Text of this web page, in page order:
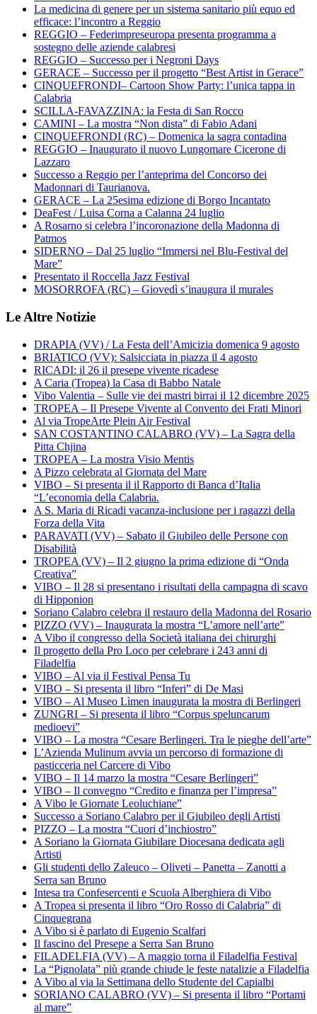
La medicina di genere per un sistema sanitario più equo ed
efficace: l’incontro a Reggio
REGGIO – Federimpreseuropa presenta programma a
sostegno delle aziende calabresi
REGGIO – Successo per i Negroni Days
GERACE – Successo per il progetto “Best Artist in Gerace”
CINQUEFRONDI– Cartoon Show Party: l’unica tappa in
Calabria
SCILLA-FAVAZZINA: la Festa di San Rocco
CAMINI – La mostra “Non dista” di Fabio Adani
CINQUEFRONDI (RC) – Domenica la sagra contadina
REGGIO – Inaugurato il nuovo Lungomare Cicerone di
Lazzaro
Successo a Reggio per l’anteprima del Concorso dei
Madonnari di Taurianova.
GERACE – La 25esima edizione di Borgo Incantato
DeaFest / Luisa Corna a Calanna 24 luglio
A Rosarno si celebra l’incoronazione della Madonna di
Patmos
SIDERNO – Dal 25 luglio “Immersi nel Blu-Festival del
Mare”
Presentato il Roccella Jazz Festival
MOSORROFA (RC) – Giovedì s’inaugura il murales
Le Altre Notizie
DRAPIA (VV) / La Festa dell’Amicizia domenica 9 agosto
BRIATICO (VV): Salsicciata in piazza il 4 agosto
RICADI: il 26 il presepe vivente ricadese
A Caria (Tropea) la Casa di Babbo Natale
Vibo Valentia – Sulle vie dei mastri birrai il 12 dicembre 2025
TROPEA – Il Presepe Vivente al Convento dei Frati Minori
Al via TropeArte Plein Air Festival
SAN COSTANTINO CALABRO (VV) – La Sagra della
Pitta Chjina
TROPEA – La mostra Visio Mentis
A Pizzo celebrata al Giornata del Mare
VIBO – Si presenta il il Rapporto di Banca d’Italia
“L’economia della Calabria.
A S. Maria di Ricadi vacanza-inclusione per i ragazzi della
Forza della Vita
PARAVATI (VV) – Sabato il Giubileo delle Persone con
Disabilità
TROPEA (VV) – Il 2 giugno la prima edizione di “Onda
Creativa”
VIBO – Il 28 si presentano i risultati della campagna di scavo
di Hipponion
Soriano Calabro celebra il restauro della Madonna del Rosario
PIZZO (VV) – Inaugurata la mostra “L’amore nell’arte”
A Vibo il congresso della Società italiana dei chirurghi
Il progetto della Pro Loco per celebrare i 243 anni di
Filadelfia
VIBO – Al via il Festival Pensa Tu
VIBO – Si presenta il libro “Inferi” di De Masi
VIBO – Al Museo Lìmen inaugurata la mostra di Berlingeri
ZUNGRI – Si presenta il libro “Corpus speluncarum
medioevi”
VIBO – La mostra “Cesare Berlingeri. Tra le pieghe dell’arte”
L’Azienda Mulinum avvia un percorso di formazione di
pasticceria nel Carcere di Vibo
VIBO – Il 14 marzo la mostra “Cesare Berlingeri”
VIBO – Il convegno “Credito e finanza per l’impresa”
A Vibo le Giornate Leoluchiane”
Successo a Soriano Calabro per il Giubileo degli Artisti
PIZZO – La mostra “Cuori d’inchiostro”
A Soriano la Giornata Giubilare Diocesana dedicata agli
Artisti
Gli studenti dello Zaleuco – Oliveti – Panetta – Zanotti a
Serra san Bruno
Intesa tra Confesercenti e Scuola Alberghiera di Vibo
A Tropea si presenta il libro “Oro Rosso di Calabria” di
Cinquegrana
A Vibo si è parlato di Eugenio Scalfari
Il fascino del Presepe a Serra San Bruno
FILADELFIA (VV) – A maggio torna il Filadelfia Festival
La “Pignolata” più grande chiude le feste natalizie a Filadelfia
A Vibo al via la Settimana dello Studente del Capialbi
SORIANO CALABRO (VV) – Si presenta il libro “Portami
al mare”